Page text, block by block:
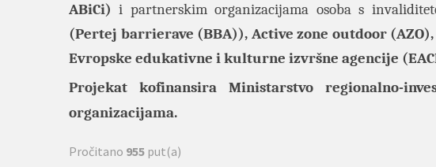
ABiCi)i partnerskim organizacijama osoba s
(Pertej barrierave (BBA)), Active zone outdoor
Evropske edukativne i kulturne izvršne agencije
Projekat kofinansira Ministarstvo regionalno-
organizacijama.
Pročitano 955 put(a)